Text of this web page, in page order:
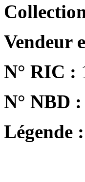
Vendeur
N° RIC :
N° NBD :
Légende :